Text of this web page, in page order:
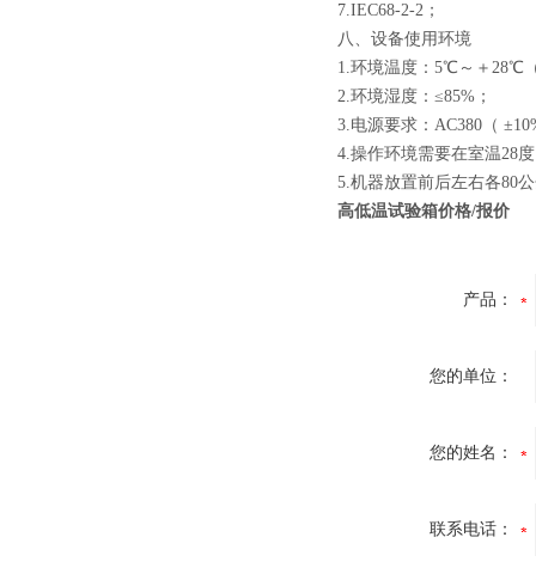
7.IEC68-2-2；
八、设备使用环境
1.环境温度：5℃～＋28℃
2.环境湿度：≤85%；
3.电源要求：AC380（
4.操作环境需要在室温28
5.机器放置前后左右各80
高低温试验箱价格/报价
产品：
您的单位：
您的姓名：
联系电话：